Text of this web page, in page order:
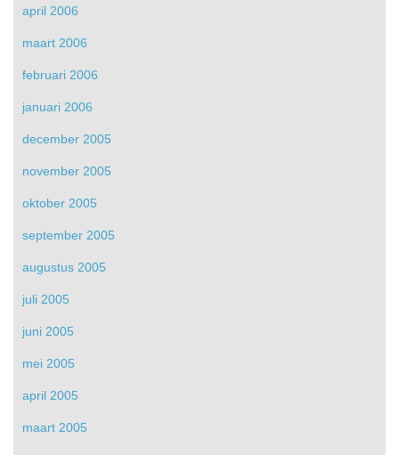
april 2006
maart 2006
februari 2006
januari 2006
december 2005
november 2005
oktober 2005
september 2005
augustus 2005
juli 2005
juni 2005
mei 2005
april 2005
maart 2005